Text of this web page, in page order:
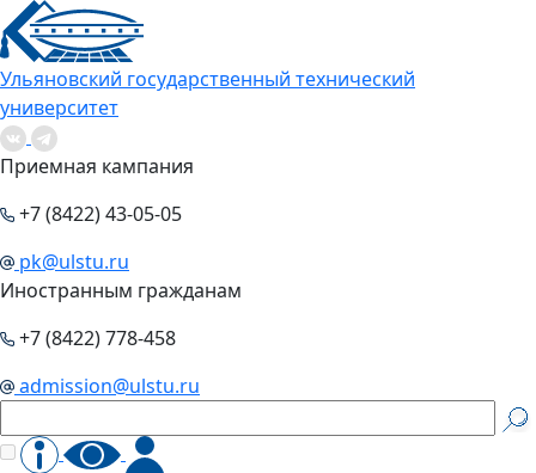
Ульяновский государственный технический
университет
Приемная кампания
+7 (8422) 43-05-05
pk@ulstu.ru
Иностранным гражданам
+7 (8422) 778-458
admission@ulstu.ru